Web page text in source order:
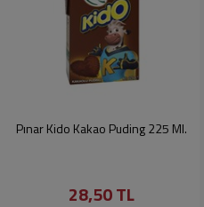
Pınar Kido Kakao Puding 225 Ml.
28,50 TL